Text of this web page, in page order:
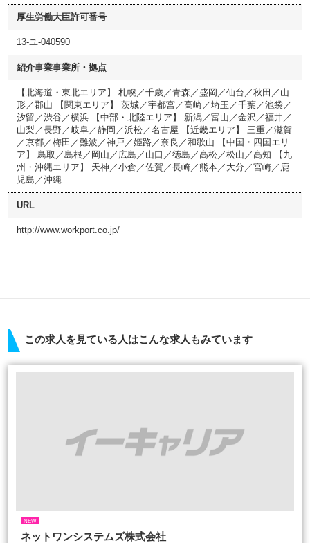
厚生労働大臣許可番号
13-ユ-040590
紹介事業事業所・拠点
【北海道・東北エリア】 札幌／千歳／青森／盛岡／仙台／秋田／山
形／郡山 【関東エリア】 茨城／宇都宮／高崎／埼玉／千葉／池袋／
汐留／渋谷／横浜 【中部・北陸エリア】 新潟／富山／金沢／福井／
山梨／長野／岐阜／静岡／浜松／名古屋 【近畿エリア】 三重／滋賀
／京都／梅田／難波／神戸／姫路／奈良／和歌山 【中国・四国エリ
ア】 鳥取／島根／岡山／広島／山口／徳島／高松／松山／高知 【九
州・沖縄エリア】 天神／小倉／佐賀／長崎／熊本／大分／宮崎／鹿
児島／沖縄
URL
http://www.workport.co.jp/
この求人を見ている人はこんな求人もみています
NEW
ネットワンシステムズ株式会社